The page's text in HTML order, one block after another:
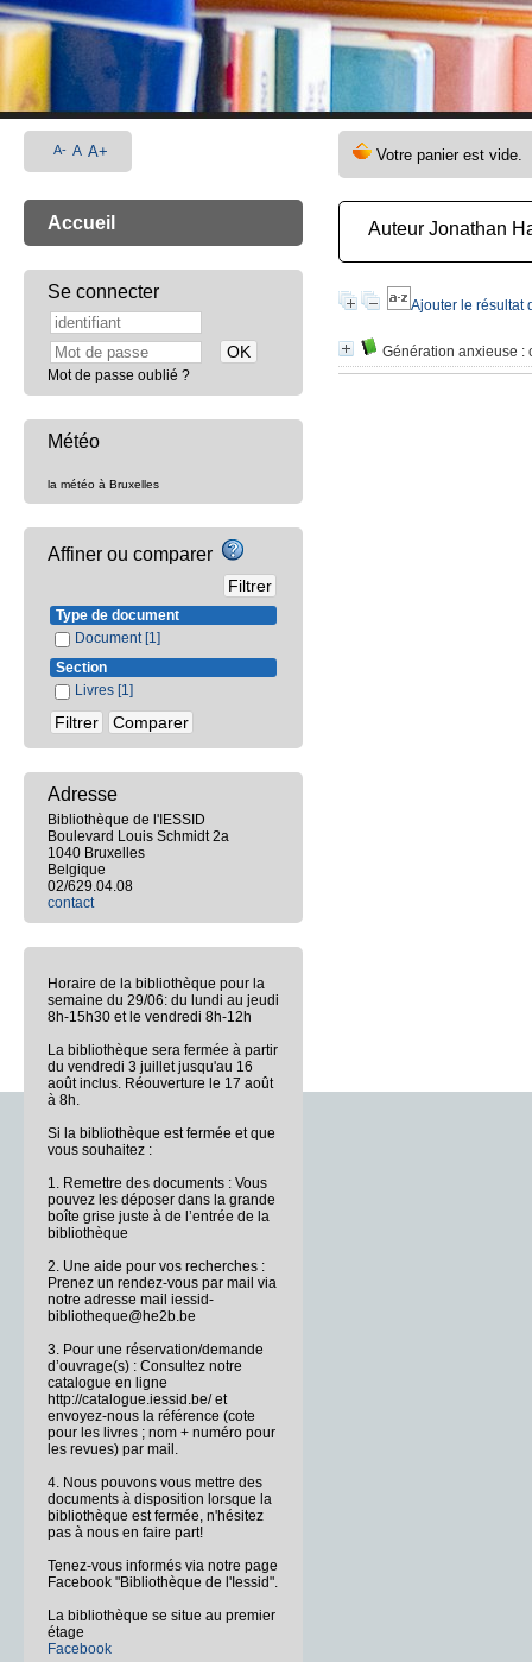
Auteur Jonathan
Ajouter le résultat
Génération anxieuse :
A- A A+
Accueil
Se connecter
Mot de passe oublié ?
Météo
la météo à Bruxelles
Affiner ou comparer
Type de document
Document [1]
Section
Livres [1]
Adresse
Bibliothèque de l'IESSID
Boulevard Louis Schmidt 2a
1040 Bruxelles
Belgique
02/629.04.08
contact
Horaire de la bibliothèque pour la
semaine du 29/06: du lundi au jeudi
8h-15h30 et le vendredi 8h-12h
La bibliothèque sera fermée à partir
du vendredi 3 juillet jusqu'au 16
août inclus. Réouverture le 17 août
à 8h.
Si la bibliothèque est fermée et que
vous souhaitez :
1. Remettre des documents : Vous
pouvez les déposer dans la grande
boîte grise juste à de l’entrée de la
bibliothèque
2. Une aide pour vos recherches :
Prenez un rendez-vous par mail via
notre adresse mail iessid-
bibliotheque@he2b.be
3. Pour une réservation/demande
d’ouvrage(s) : Consultez notre
catalogue en ligne
http://catalogue.iessid.be/ et
envoyez-nous la référence (cote
pour les livres ; nom + numéro pour
les revues) par mail.
4. Nous pouvons vous mettre des
documents à disposition lorsque la
bibliothèque est fermée, n'hésitez
pas à nous en faire part!
Tenez-vous informés via notre page
Facebook "Bibliothèque de l'Iessid".
La bibliothèque se situe au premier
étage
Facebook